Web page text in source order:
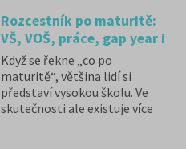
vytvořit životopis, který
zaujme. V článku najdete tipy,
co uvést do životopisu bez
pracovních zkušeností, jak
napsat motivační dopis, jak
uspět na pohovoru i jak si
stanovit očekávanou mzdu.
Rozcestník po maturitě:
VŠ, VOŠ, práce, gap year i
další možnosti
Když se řekne „co po
maturitě“, většina lidí si
představí vysokou školu. Ve
skutečnosti ale existuje více
možností, jak pokračovat dál.